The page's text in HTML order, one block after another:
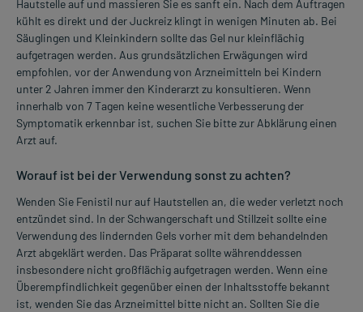
Hautstelle auf und massieren Sie es sanft ein. Nach dem Auftragen
kühlt es direkt und der Juckreiz klingt in wenigen Minuten ab. Bei
Säuglingen und Kleinkindern sollte das Gel nur kleinflächig
aufgetragen werden. Aus grundsätzlichen Erwägungen wird
empfohlen, vor der Anwendung von Arzneimitteln bei Kindern
unter 2 Jahren immer den Kinderarzt zu konsultieren. Wenn
innerhalb von 7 Tagen keine wesentliche Verbesserung der
Symptomatik erkennbar ist, suchen Sie bitte zur Abklärung einen
Arzt auf.
Worauf ist bei der Verwendung sonst zu achten?
Wenden Sie Fenistil nur auf Hautstellen an, die weder verletzt noch
entzündet sind. In der Schwangerschaft und Stillzeit sollte eine
Verwendung des lindernden Gels vorher mit dem behandelnden
Arzt abgeklärt werden. Das Präparat sollte währenddessen
insbesondere nicht großflächig aufgetragen werden. Wenn eine
Überempfindlichkeit gegenüber einen der Inhaltsstoffe bekannt
ist, wenden Sie das Arzneimittel bitte nicht an. Sollten Sie die